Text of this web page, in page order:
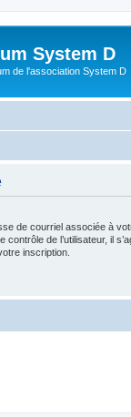
System D
de l'association System D
de courriel associée à
de l’utilisateur, il
inscription.